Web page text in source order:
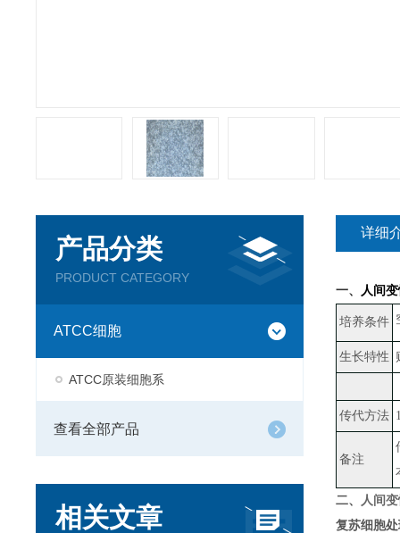
产品分类
PRODUCT CATEGORY
ATCC细胞
ATCC原装细胞系
查看全部产品
相关文章
详细
一、 人间
培养条件
生长特性
传代方法
备注
二、
人间
复苏细胞